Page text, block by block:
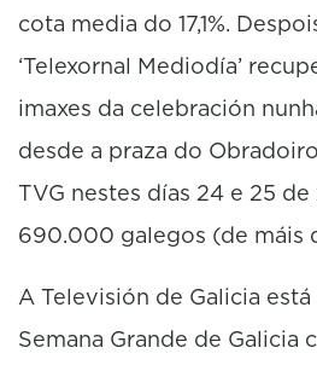
cota media do 17,1%.
‘Telexornal Mediodía’
imaxes da celebración
desde a praza do
TVG nestes días 24 e 25
690.000 galegos (de máis
A Televisión de Galicia
Semana Grande de Galicia